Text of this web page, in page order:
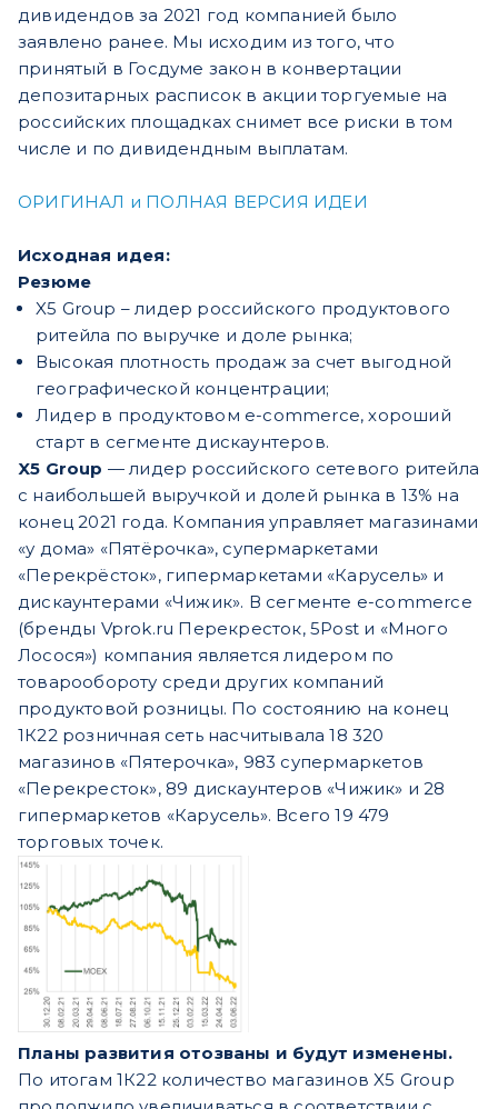
дивидендов за 2021 год компанией было
заявлено ранее. Мы исходим из того, что
принятый в Госдуме закон в конвертации
депозитарных расписок в акции торгуемые на
российских площадках снимет все риски в том
числе и по дивидендным выплатам.
ОРИГИНАЛ и ПОЛНАЯ ВЕРСИЯ ИДЕИ
Исходная идея:
Резюме
X5 Group – лидер российского продуктового
ритейла по выручке и доле рынка;
Высокая плотность продаж за счет выгодной
географической концентрации;
Лидер в продуктовом e-commerce, хороший
старт в сегменте дискаунтеров.
X5 Group — лидер российского сетевого ритейла
с наибольшей выручкой и долей рынка в 13% на
конец 2021 года. Компания управляет магазинами
«у дома» «Пятёрочка», супермаркетами
«Перекрёсток», гипермаркетами «Карусель» и
дискаунтерами «Чижик». В сегменте e-commerce
(бренды Vprok.ru Перекресток, 5Post и «Много
Лосося») компания является лидером по
товарообороту среди других компаний
продуктовой розницы. По состоянию на конец
1К22 розничная сеть насчитывала 18 320
магазинов «Пятерочка», 983 супермаркетов
«Перекресток», 89 дискаунтеров «Чижик» и 28
гипермаркетов «Карусель». Всего 19 479
торговых точек.
Планы развития отозваны и будут изменены.
По итогам 1К22 количество магазинов X5 Group